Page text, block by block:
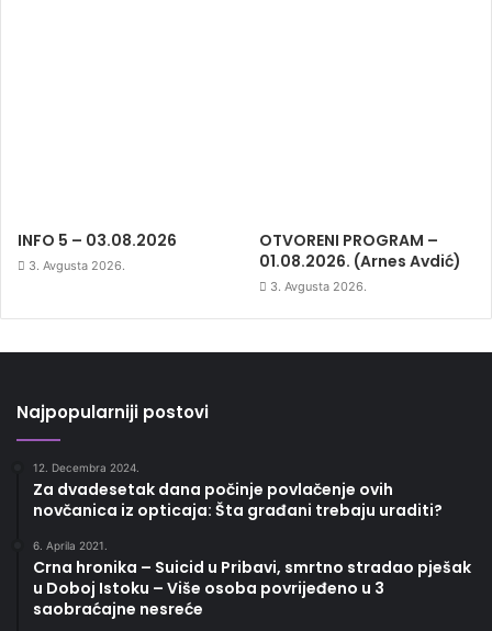
INFO 5 – 03.08.2026
3. Avgusta 2026.
OTVORENI PROGRAM –
01.08.2026. (Arnes Avdić)
3. Avgusta 2026.
Najpopularniji postovi
12. Decembra 2024.
Za dvadesetak dana počinje povlačenje ovih
novčanica iz opticaja: Šta građani trebaju uraditi?
6. Aprila 2021.
Crna hronika – Suicid u Pribavi, smrtno stradao pješak
u Doboj Istoku – Više osoba povrijeđeno u 3
saobraćajne nesreće